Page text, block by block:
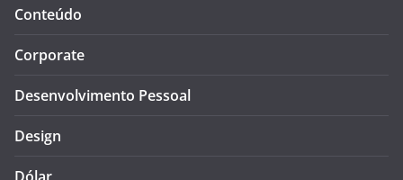
Conteúdo
Corporate
Desenvolvimento Pessoal
Design